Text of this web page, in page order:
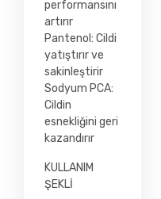
performansını
artırır
Pantenol: Cildi
yatıştırır ve
sakinleştirir
Sodyum PCA:
Cildin
esnekliğini geri
kazandırır
KULLANIM
ŞEKLİ